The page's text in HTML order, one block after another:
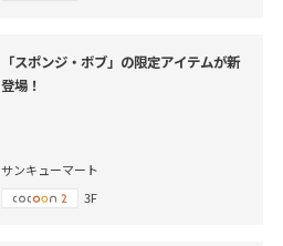
「スポンジ・ボブ」の限定アイテムが新
登場！
サンキューマート
3F